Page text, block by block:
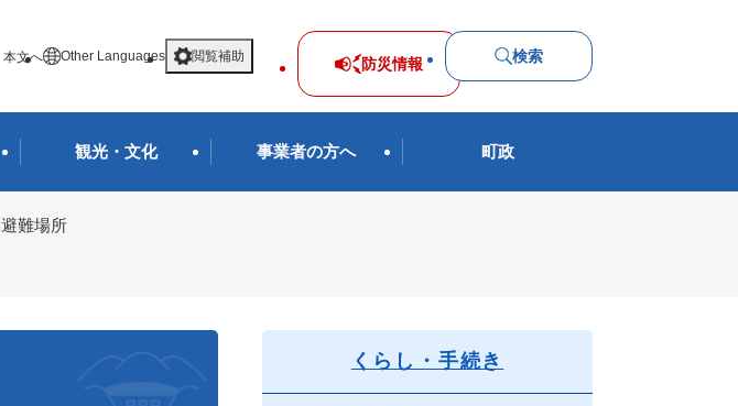
本文へ Other Languages 閲覧補助 防災情報 検索
観光・文化 事業者の方へ 町政
避難場所
くらし・手続き